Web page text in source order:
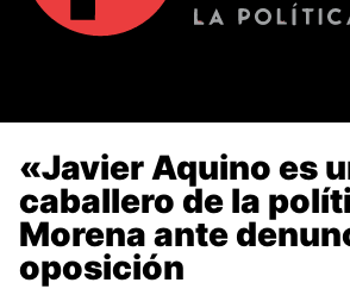
«Javier Aquino es
caballero de la
Morena ante
oposición